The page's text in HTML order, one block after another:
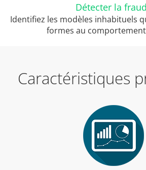
Détecter la
Identifiez les modèles inhabituels
formes au
Caractéristiques